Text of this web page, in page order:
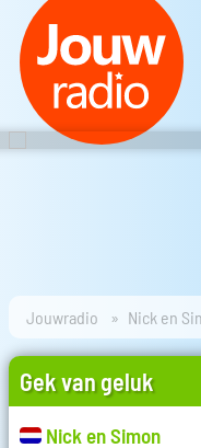
Jouwradio Nick en
Gek van geluk
Nick en Simon